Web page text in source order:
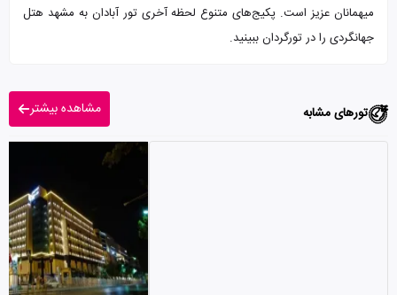
میهمانان عزیز است. پکیج‌های متنوع لحظه آخری تور آبادان به مشهد هتل
جهانگردی را در تورگردان ببینید.
تورهای مشابه مشاهده بیشتر